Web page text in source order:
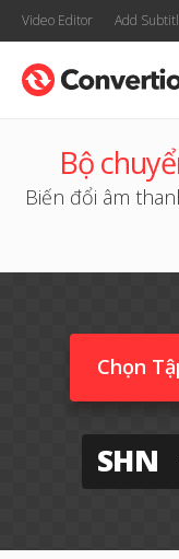
Video Editor Add
Bộ
Biến đổi âm
Chọn
SHN